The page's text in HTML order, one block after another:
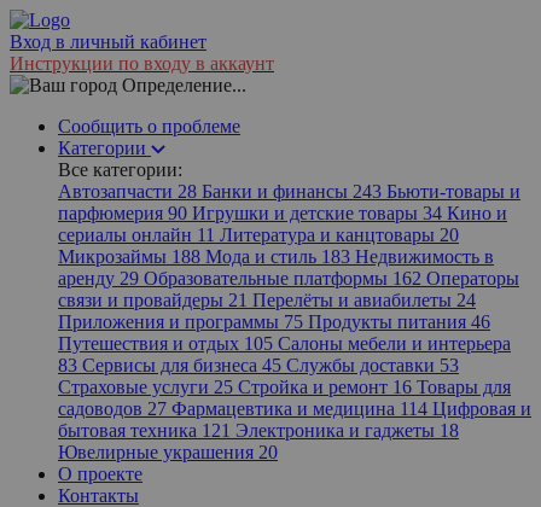
Вход в личный кабинет
Инструкции по входу в аккаунт
Определение...
Сообщить о проблеме
Категории
Все категории:
Автозапчасти 28 Банки и финансы 243 Бьюти-товары и
парфюмерия 90 Игрушки и детские товары 34 Кино и
сериалы онлайн 11 Литература и канцтовары 20
Микрозаймы 188 Мода и стиль 183 Недвижимость в
аренду 29 Образовательные платформы 162 Операторы
связи и провайдеры 21 Перелёты и авиабилеты 24
Приложения и программы 75 Продукты питания 46
Путешествия и отдых 105 Салоны мебели и интерьера
83 Сервисы для бизнеса 45 Службы доставки 53
Страховые услуги 25 Стройка и ремонт 16 Товары для
садоводов 27 Фармацевтика и медицина 114 Цифровая и
бытовая техника 121 Электроника и гаджеты 18
Ювелирные украшения 20
О проекте
Контакты